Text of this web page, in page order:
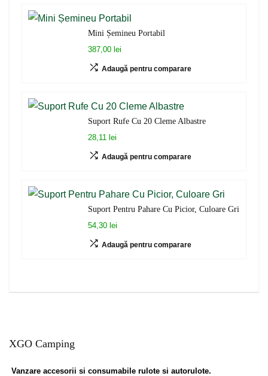
Mini Șemineu Portabil
387,00 lei
Adaugă pentru comparare
Suport Rufe Cu 20 Cleme Albastre
28,11 lei
Adaugă pentru comparare
Suport Pentru Pahare Cu Picior, Culoare Gri
54,30 lei
Adaugă pentru comparare
XGO Camping
Vanzare accesorii si consumabile rulote si autorulote.